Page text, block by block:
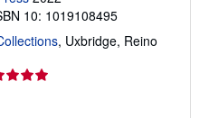
10: 1019108495
, Uxbridge, Reino